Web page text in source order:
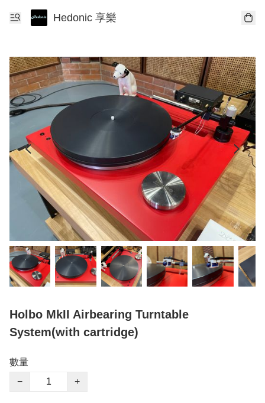
Hedonic 享樂
Holbo MkII Airbearing Turntable
System(with cartridge)
數量
−
+